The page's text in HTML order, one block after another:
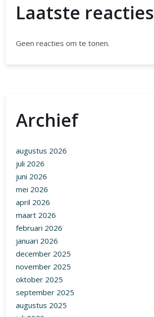
Laatste reacties
Geen reacties om te tonen.
Archief
augustus 2026
juli 2026
juni 2026
mei 2026
april 2026
maart 2026
februari 2026
januari 2026
december 2025
november 2025
oktober 2025
september 2025
augustus 2025